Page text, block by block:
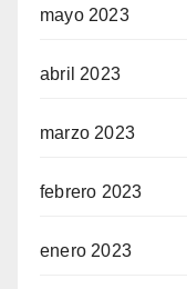
mayo 2023
abril 2023
marzo 2023
febrero 2023
enero 2023